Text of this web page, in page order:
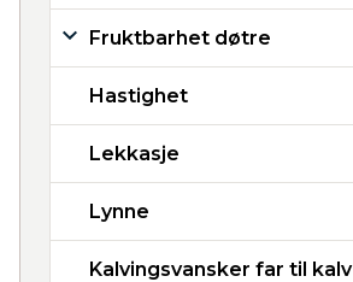
Fruktbarhet døtre
Hastighet
Lekkasje
Lynne
Kalvingsvansker far til kalv